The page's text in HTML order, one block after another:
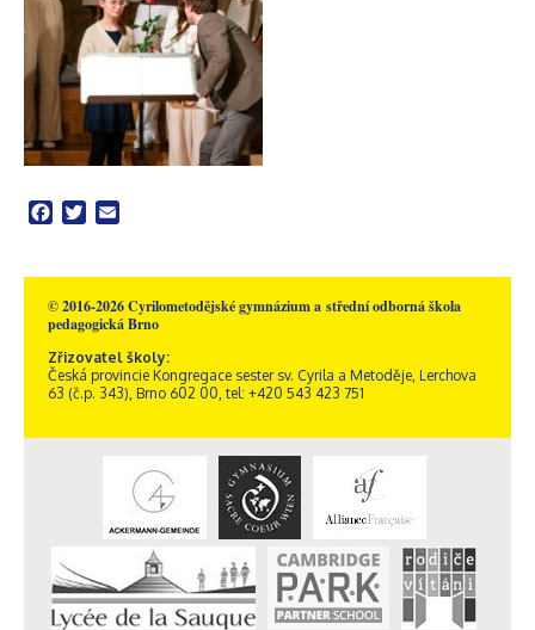
Facebook
Twitter
© 2016-2026 Cyrilometodějské gymnázium a střední odborná škola
pedagogická Brno
Zřizovatel školy:
Česká provincie Kongregace sester sv. Cyrila a Metoděje, Lerchova
63 (č.p. 343), Brno 602 00, tel: +420 543 423 751